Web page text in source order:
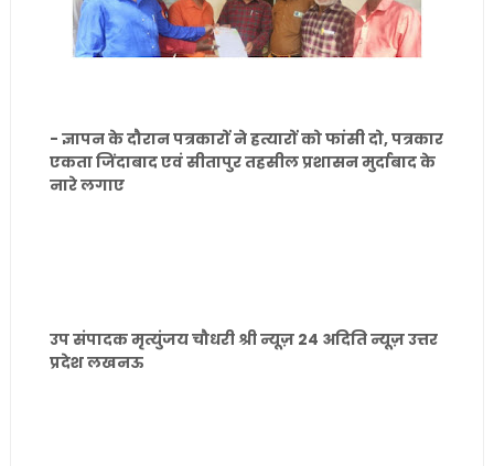
- ज्ञापन के दौरान पत्रकारों ने हत्यारों को फांसी दो, पत्रकार
एकता जिंदाबाद एवं सीतापुर तहसील प्रशासन मुर्दाबाद के
नारे लगाए
उप संपादक मृत्युंजय चौधरी श्री न्यूज़ 24 अदिति न्यूज़ उत्तर
प्रदेश लखनऊ